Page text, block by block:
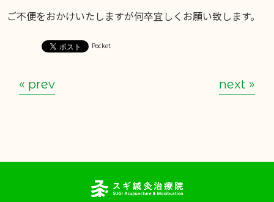
ご不便をおかけいたしますが何卒宜しくお願い致します。
Pocket
« prev next »